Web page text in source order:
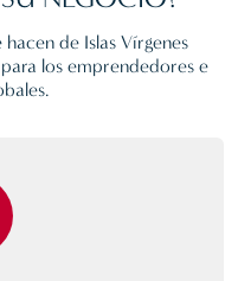
hacen de Islas Vírgenes
los emprendedores e